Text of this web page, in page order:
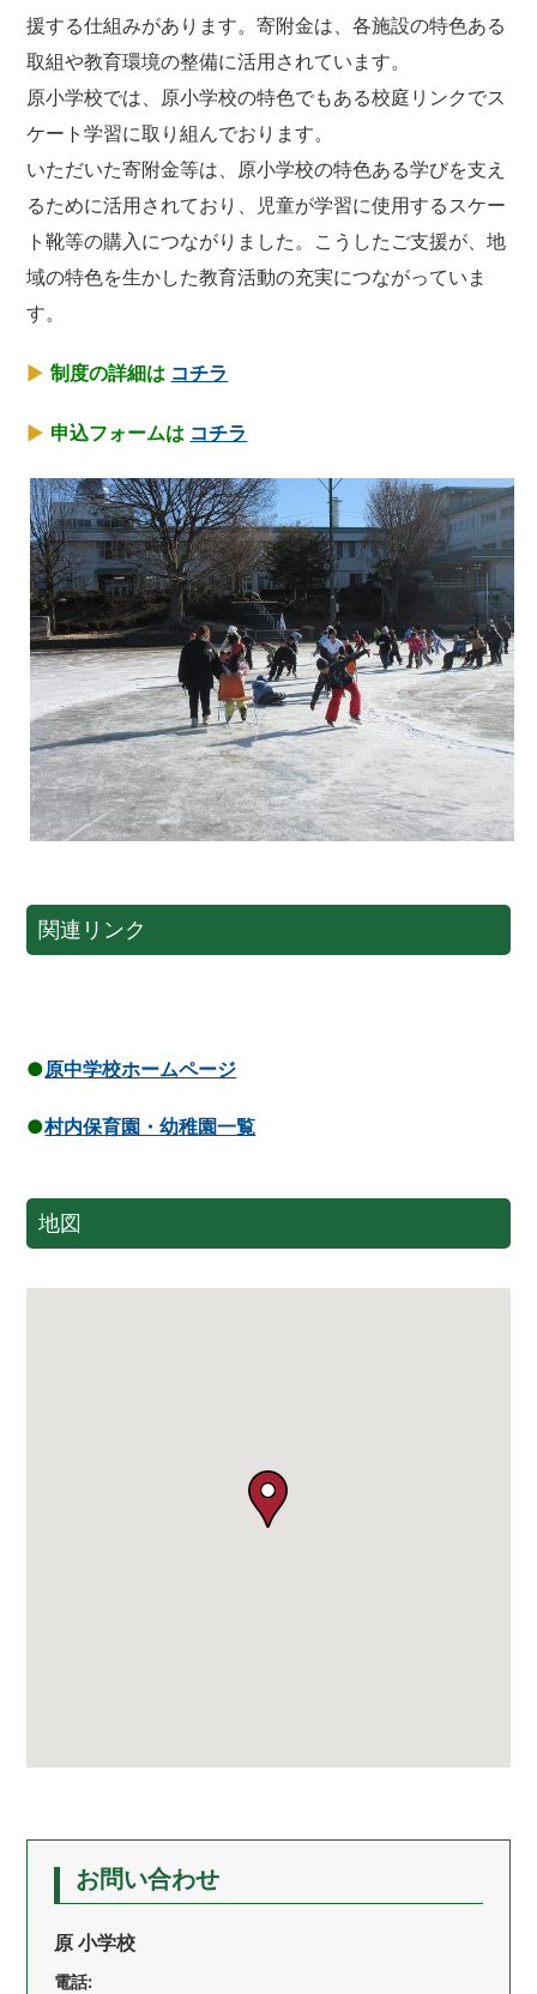
援する仕組みがあります。寄附金は、各施設の特色ある
取組や教育環境の整備に活用されています。
原小学校では、原小学校の特色でもある校庭リンクでス
ケート学習に取り組んでおります。
いただいた寄附金等は、原小学校の特色ある学びを支え
るために活用されており、児童が学習に使用するスケー
ト靴等の購入につながりました。こうしたご支援が、地
域の特色を生かした教育活動の充実につながっていま
す。
▶ 制度の詳細は コチラ
▶ 申込フォームは コチラ
関連リンク
●原中学校ホームページ
●村内保育園・幼稚園一覧
地図
お問い合わせ
原 小学校
電話: